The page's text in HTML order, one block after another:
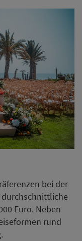
bei der
Euro. Neben
rund